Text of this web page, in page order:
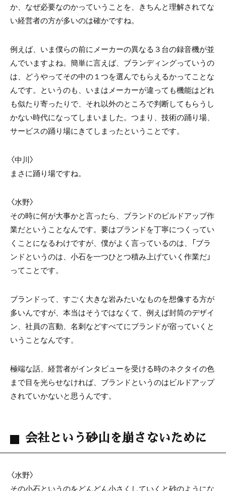
か、なぜ必要なのかっていうことを、きちんと理解されてな
い経営者の方が多いのは確かですね。
例えば、いま僕らの前にメーカーの異なる３台の録音機が並
んでいますよね。簡単に言えば、ブランディングっていうの
は、どうやってその中の１つを選んでもらえるかってことな
んです。というのも、いまはメーカーが違っても機能はどれ
も似たり寄ったりで、それ以外のところで判断してもらうし
かない時代になってしまいました。つまり、技術の踊り場、
サービスの踊り場にきてしまったということです。
〈中川〉
まさに踊り場ですね。
〈水野〉
その時に何が大事かと言ったら、ブランドのビルドアップ作
業だということなんです。要はブランドを丁寧につくってい
くことになるわけですが、僕がよく言っているのは、「ブラ
ンドというのは、小石を一つひとつ積み上げていく作業だ」
ってことです。
ブランドって、すごく大きな岩みたいなものを想像する方が
多いんですが、本当はそうではなくて、例えば封筒のデザイ
ン、社員の言動、名刺などすべてにブランドが宿っていくと
いうことなんです。
極端な話、経営者がインタビューを受ける時のネクタイの色
まで目を光らせなければ、ブランドというのはビルドアップ
されていかないと思うんです。
会社という砂山を崩さないために
〈水野〉
その小石というのをどんどん小さくしていくと砂のようにな